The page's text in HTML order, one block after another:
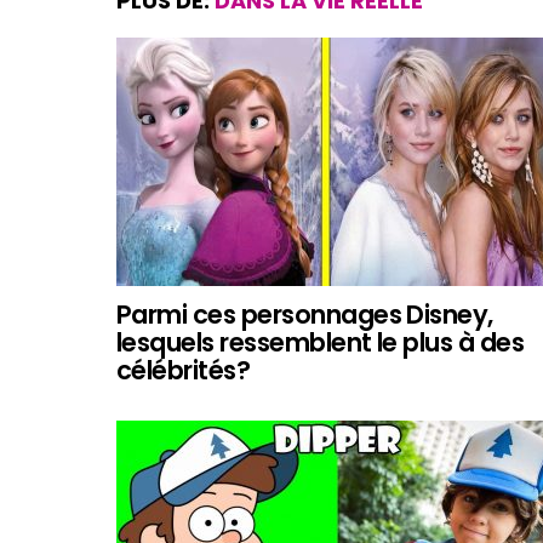
Parmi ces personnages Disney,
lesquels ressemblent le plus à des
célébrités?